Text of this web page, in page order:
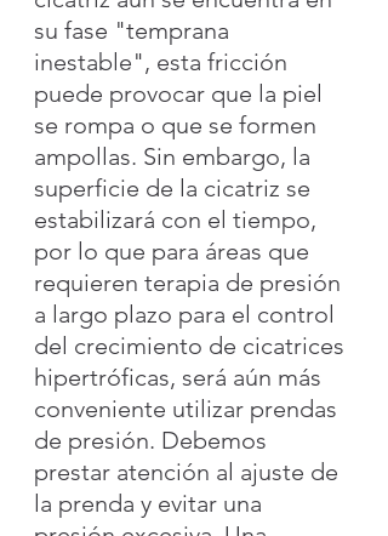
su fase "temprana
inestable", esta fricción
puede provocar que la piel
se rompa o que se formen
ampollas. Sin embargo, la
superficie de la cicatriz se
estabilizará con el tiempo,
por lo que para áreas que
requieren terapia de presión
a largo plazo para el control
del crecimiento de cicatrices
hipertróficas, será aún más
conveniente utilizar prendas
de presión. Debemos
prestar atención al ajuste de
la prenda y evitar una